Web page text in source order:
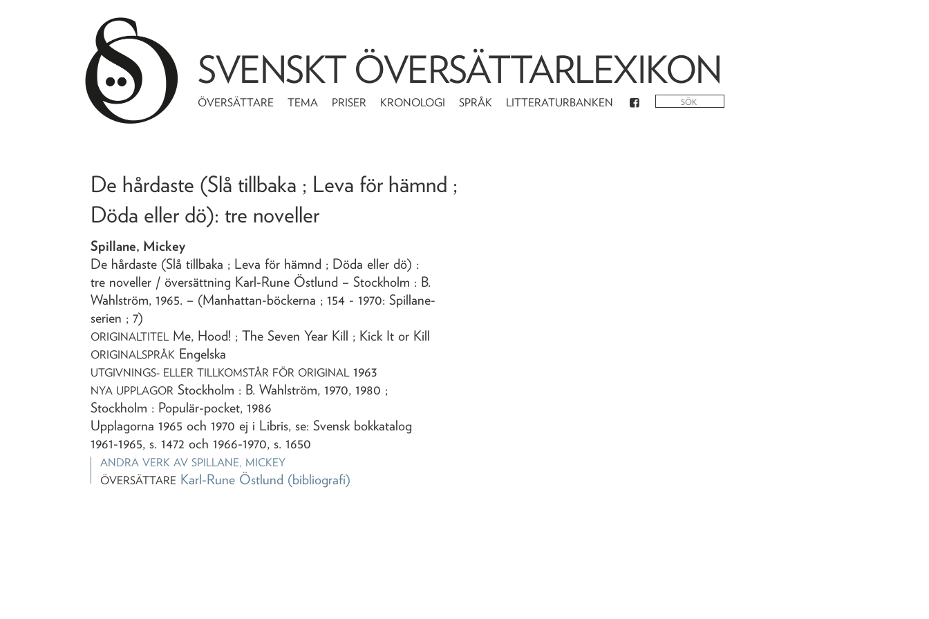
SVENSKT ÖVERSÄTTARLEXIKON
ÖVERSÄTTARE TEMA PRISER KRONOLOGI SPRÅK LITTERATURBANKEN
De hårdaste (Slå tillbaka ; Leva för hämnd ;
Döda eller dö): tre noveller
Spillane, Mickey
De hårdaste (Slå tillbaka ; Leva för hämnd ; Döda eller dö) :
tre noveller / översättning Karl-Rune Östlund – Stockholm : B.
Wahlström,1965. – (Manhattan-böckerna ; 154 - 1970: Spillane-
serien ; 7)
ORIGINALTITEL Me, Hood! ; The Seven Year Kill ; Kick It or Kill
ORIGINALSPRÅK Engelska
UTGIVNINGS- ELLER TILLKOMSTÅR FÖR ORIGINAL 1963
NYA UPPLAGOR Stockholm : B. Wahlström, 1970, 1980 ;
Stockholm : Populär-pocket, 1986
Upplagorna 1965 och 1970 ej i Libris, se: Svensk bokkatalog
1961-1965, s. 1472 och 1966-1970, s. 1650
ANDRA VERK AVSPILLANE, MICKEY
ÖVERSÄTTARE Karl-Rune Östlund (bibliografi)